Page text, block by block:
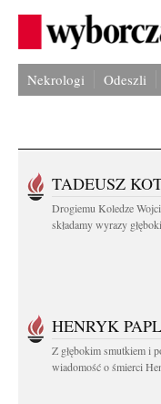
Nekrologi Odeszli
TADEUSZ
Drogiemu Koledze
składamy wyrazy
HENRYK
Z głębokim smutkiem i
wiadomość o śmierci